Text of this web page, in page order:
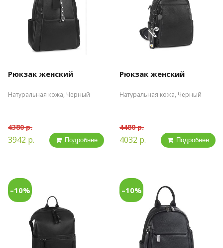
Рюкзак женский
Натуральная кожа, Черный
4380 р.
3942 р. Подробнее
Рюкзак женский
Натуральная кожа, Черный
4480 р.
4032 р. Подробнее
–10% –10%